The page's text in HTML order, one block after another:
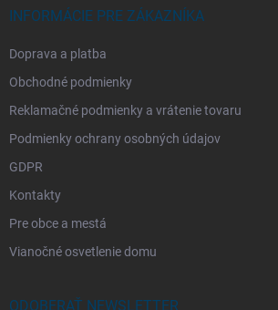
INFORMÁCIE PRE ZÁKAZNÍKA
Doprava a platba
Obchodné podmienky
Reklamačné podmienky a vrátenie tovaru
Podmienky ochrany osobných údajov
GDPR
Kontakty
Pre obce a mestá
Vianočné osvetlenie domu
ODOBERAŤ NEWSLETTER